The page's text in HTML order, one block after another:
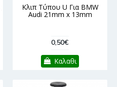
Κλιπ Τύπου U Για BMW
Audi 21mm x 13mm
0,50€
Καλαθι